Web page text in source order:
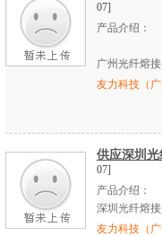
07]
产品介绍：
广州光纤熔接
友力科技（
供应深圳
07]
产品介绍：
深圳光纤熔接
友力科技（